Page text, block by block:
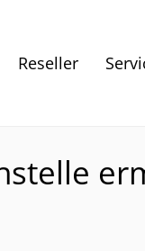
Reseller